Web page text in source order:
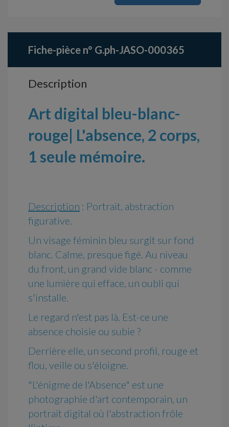
Fiche-pièce n° G.ph-JASO-000365
Description
Art digital bleu-blanc-
rouge| L'absence, 2 corps,
1 seule mémoire.
Description : Portrait, abstraction
figurative.
Un visage féminin bleu surgit sur fond
blanc. Calme, presque figé. Au niveau
du front, un grand vide blanc - comme
une lumière qui efface, un oubli qui
s'installe.
Le regard n'est pas là. Est-ce une
absence choisie ou subie ?
Derrière elle, un second profil, rouge et
flou, veille ou s'éloigne.
"L'énigme de l'Absence" est une
photographie d'art contemporain, un
portrait digital où l'abstraction frôle